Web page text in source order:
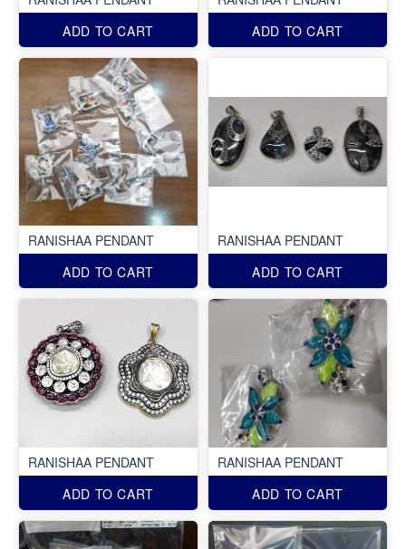
ADD TO CART
ADD TO CART
RANISHAA PENDANT
ADD TO CART
RANISHAA PENDANT
ADD TO CART
RANISHAA PENDANT
ADD TO CART
RANISHAA PENDANT
ADD TO CART